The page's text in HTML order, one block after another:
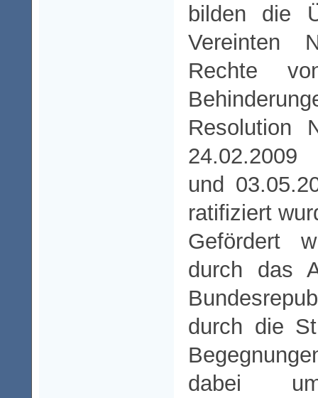
bilden die
Vereinten
Rechte
Resolution
24.02.2009
und
ratifiziert
Gefördert
durch das
durch die
dabei